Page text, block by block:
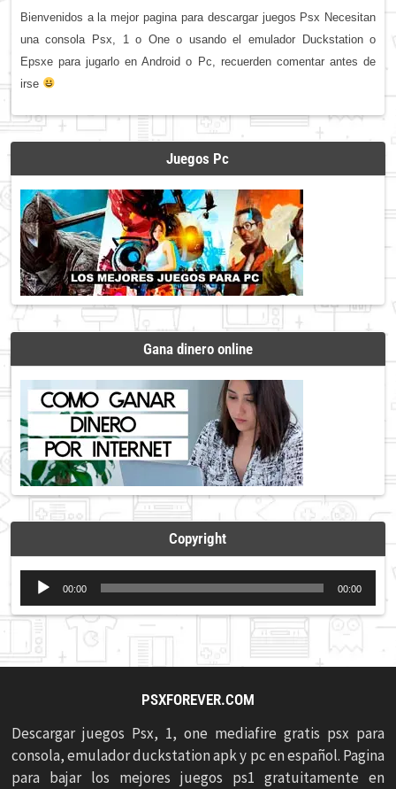
Bienvenidos a la mejor pagina para descargar juegos Psx Necesitan
una consola Psx, 1 o One o usando el emulador Duckstation o
Epsxe para jugarlo en Android o Pc, recuerden comentar antes de
irse
Juegos Pc
Gana dinero online
Copyright
Reproductor
de
audio
00:00 00:00
PSXFOREVER.COM
Descargar juegos Psx, 1, one mediafire gratis psx para
consola, emulador duckstation apk y pc en español. Pagina
para bajar los mejores juegos ps1 gratuitamente en